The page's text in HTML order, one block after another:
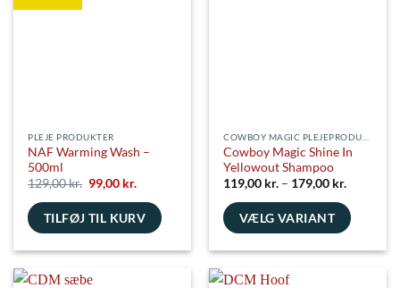
PLEJE PRODUKTER
NAF Warming Wash –
500ml
129,00kr. Den
oprindelige
pris
var:
99,00 kr.Den
pris
er:
99,00 kr..
TILFØJ TIL KURV
Cowboy Magic Shine In
Yellowout Shampoo
119,00 kr. – 179,00 kr.
til
179,00 kr.
VÆLG VARIANT
har